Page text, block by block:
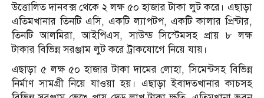
উত্তোলিত দানবক্স থেকে ২ লক্ষ ৫০ হাজার টাকা লুট করে। এছাড়া
এতিমখানার তিনটি এসি, একটি ল্যাপটপ, একটি কালার প্রিন্টার,
তিনটি আলমিরা, আইপিএস, সাউন্ড সিস্টেমসহ প্রায় ৮ লক্ষ
টাকার বিভিন্ন সরঞ্জাম লুট করে ট্রাকযোগে নিয়ে যায়।
এছাড়া ৫ লক্ষ ৫০ হাজার টাকা দামের লোহা, সিমেন্টসহ বিভিন্ন
নির্মাণ সামগ্রী নিয়ে যাওয়া হয়। এছাড়া ইবাদতখানার কাচসহ